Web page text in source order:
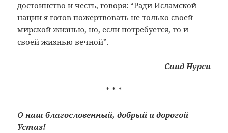
достоинство и честь, говоря: “Ради Исламской
нации я готов пожертвовать не только своей
мирской жизнью, но, если потребуется, то и
своей жизнью вечной”.
Саид Нурси
* * *
О наш благословенный, добрый и дорогой
Устаз!